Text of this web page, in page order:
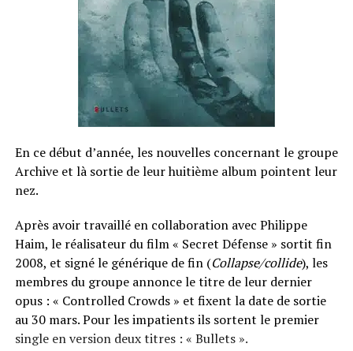
En ce début d’année, les nouvelles concernant le groupe
Archive et là sortie de leur huitième album pointent leur
nez.
Après avoir travaillé en collaboration avec Philippe
Haim, le réalisateur du film « Secret Défense » sortit fin
2008, et signé le générique de fin (Collapse/collide), les
membres du groupe annonce le titre de leur dernier
opus : « Controlled Crowds » et fixent la date de sortie
au 30 mars. Pour les impatients ils sortent le premier
single en version deux titres : « Bullets ».